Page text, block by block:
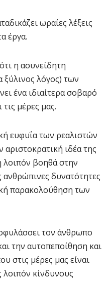
ωραίες λέξεις
έργα.
η ασυνείδητη
λόγος) των
ένα ιδιαίτερα σοβαρό
μέρες μας.
ευφυΐα των ρεαλιστών
ιδέα της
βοηθά στην
ανθρώπινες δυνατότητες
παρακολούθηση των
τον άνθρωπο
την αυτοπεποίθηση και
στις μέρες μας είναι
κίνδυνους